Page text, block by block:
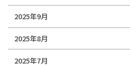
2025年9月
2025年8月
2025年7月